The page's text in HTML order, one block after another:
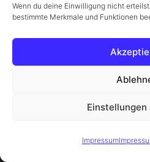
Wenn du deine Einwilligung nicht
bestimmte Merkmale und Funktionen
Einstellungen
Impressum
€
€
zu bieten.Mehr erfahren